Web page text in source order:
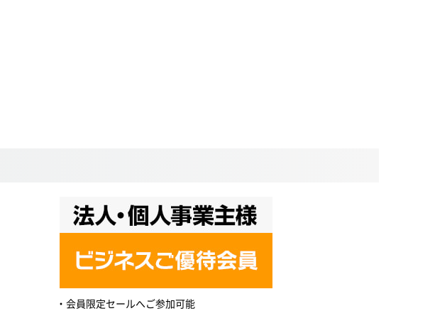
会員限定セールへご参加可能